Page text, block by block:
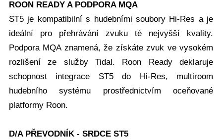
ROON READY A PODPORA MQA
ST5 je kompatibilní s hudebními soubory Hi-Res a je
ideální pro přehrávání zvuku té nejvyšší kvality.
Podpora MQA znamená, že získáte zvuk ve vysokém
rozlišení ze služby Tidal. Roon Ready deklaruje
schopnost integrace ST5 do Hi-Res, multiroom
hudebního systému prostřednictvím oceňované
platformy Roon.
D/A PŘEVODNÍK - SRDCE ST5